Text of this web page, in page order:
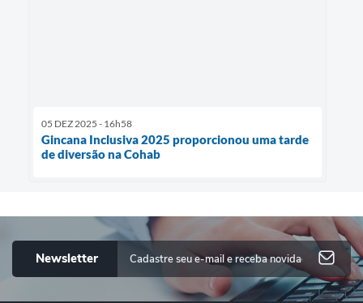
05 DEZ 2025 - 16h58
Gincana Inclusiva 2025 proporcionou uma tarde
de diversão na Cohab
Newsletter